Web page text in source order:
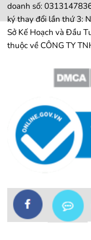
doanh số:
ký thay đổi lần thứ 3:
Sở Kế Hoạch và Đầu
thuộc về CÔNG TY